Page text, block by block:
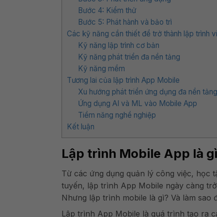
Bước 4: Kiểm thử
Bước 5: Phát hành và bảo trì
Các kỹ năng cần thiết để trở thành lập trình
Kỹ năng lập trình cơ bản
Kỹ năng phát triển đa nền tảng
Kỹ năng mềm
Tương lai của lập trình App Mobile
Xu hướng phát triển ứng dụng đa nền tảng
Ứng dụng AI và ML vào Mobile App
Tiềm năng nghề nghiệp
Kết luận
Lập trình Mobile App là
Từ các ứng dụng quản lý công việc, học
tuyến, lập trình App Mobile ngày càng
Nhưng lập trình mobile là gì? Và làm
Lập trình App Mobile là quá trình tạo ra